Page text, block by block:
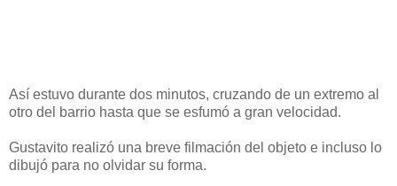
Así estuvo durante dos minutos, cruzando de un extremo al
otro del barrio hasta que se esfumó a gran velocidad.
Gustavito realizó una breve filmación del objeto e incluso lo
dibujó para no olvidar su forma.